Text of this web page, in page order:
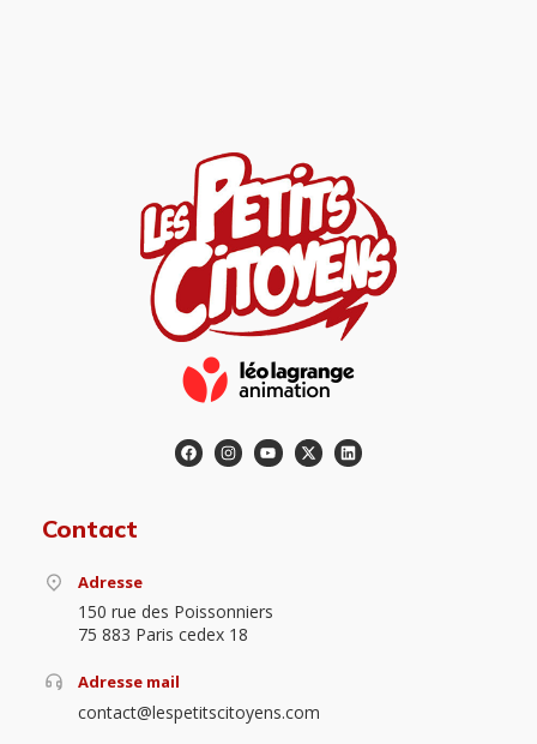
Contact
Adresse
150 rue des Poissonniers
75 883 Paris cedex 18
Adresse mail
contact@lespetitscitoyens.com